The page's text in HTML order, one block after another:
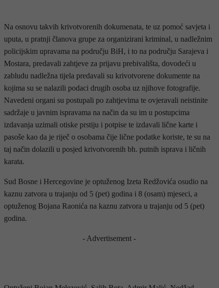
Na osnovu takvih krivotvorenih dokumenata, te uz pomoć savjeta i
uputa, u pratnji članova grupe za organizirani kriminal, u nadležnim
policijskim upravama na području BiH, i to na području Sarajeva i
Mostara, predavali zahtjeve za prijavu prebivališta, dovodeći u
zabludu nadležna tijela predavali su krivotvorene dokumente na
kojima su se nalazili podaci drugih osoba uz njihove fotografije.
Navedeni organi su postupali po zahtjevima te ovjeravali neistinite
sadržaje u javnim ispravama na način da su im u postupcima
izdavanja uzimali otiske prstiju i potpise te izdavali lične karte i
pasoše kao da je riječ o osobama čije lične podatke koriste, te su na
taj način dolazili u posjed krivotvorenih bh. putnih isprava i ličnih
karata.
Sud Bosne i Hercegovine je optuženog Izeta Redžovića osudio na
kaznu zatvora u trajanju od 5 (pet) godina i 8 (osam) mjeseci, a
optuženog Bojana Raonića na kaznu zatvora u trajanju od 5 (pet)
godina.
- Advertisement -